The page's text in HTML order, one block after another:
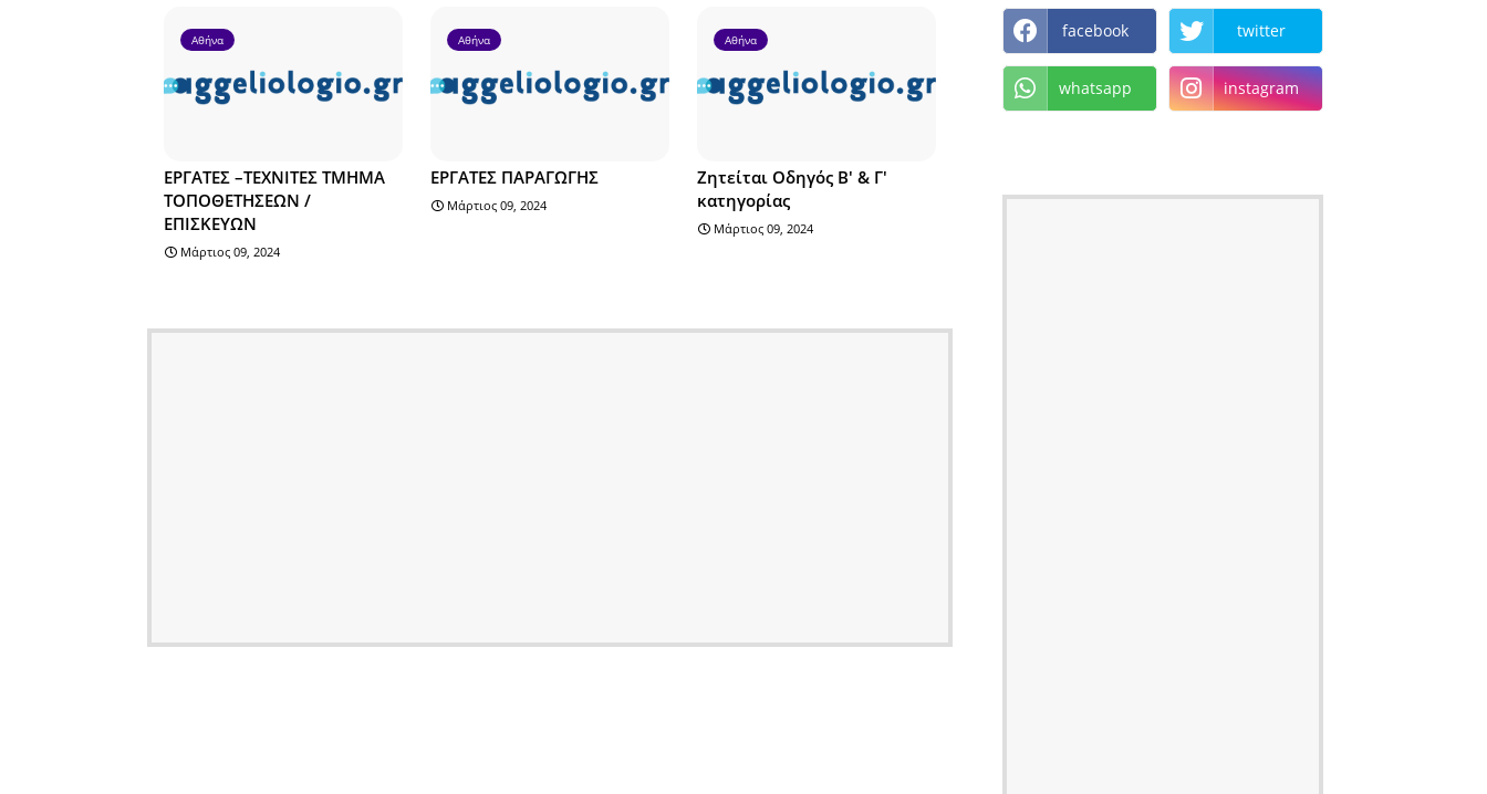
Αθήνα
ΕΡΓΑΤΕΣ –ΤΕΧΝΙΤΕΣ ΤΜΗΜΑ
ΤΟΠΟΘΕΤΗΣΕΩΝ /
ΕΠΙΣΚΕΥΩΝ
Μάρτιος 09, 2024
Αθήνα
ΕΡΓΑΤΕΣ ΠΑΡΑΓΩΓΗΣ
Μάρτιος 09, 2024
Αθήνα
Ζητείται Οδηγός Β' & Γ'
κατηγορίας
Μάρτιος 09, 2024
facebook twitter
whatsapp instagram